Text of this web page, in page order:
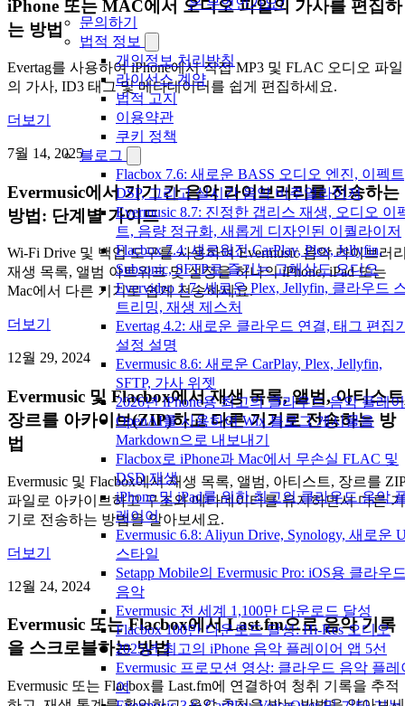
은 무엇인가요?
문의하기
법적 정보
개인정보 처리방침
라이선스 계약
법적 고지
이용약관
쿠키 정책
블로그
Flacbox 7.6: 새로운 BASS 오디오 엔진, 이펙
DSP, 그리고 실시간 음악 비주얼라이저
Evermusic 8.7: 진정한 갭리스 재생, 오디오 이
트, 음량 정규화, 새롭게 디자인된 이퀄라이저
Flacbox 7.4: 새로워진 CarPlay, Plex, Jellyfin,
Subsonic, SFTP로 즐기는 고해상도 오디오
Evervideo 1.7: 새로운 Plex, Jellyfin, 클라우드
트리밍, 재생 제스처
Evertag 4.2: 새로운 클라우드 연결, 태그 편집
설정 설명
Evermusic 8.6: 새로운 CarPlay, Plex, Jellyfin,
SFTP, 가사 위젯
2026년 iPhone용 최고의 클라우드 음악 플레
OpenAI를 사용하여 Wix 블로그 게시물을
Markdown으로 내보내기
Flacbox로 iPhone과 Mac에서 무손실 FLAC 및
DSD 재생
iPhone 및 iPad를 위한 최고의 클라우드 음악
레이어
Evermusic 6.8: Aliyun Drive, Synology, 새로운
스타일
Setapp Mobile의 Evermusic Pro: iOS용 클라우
음악
Evermusic 전 세계 1,100만 다운로드 달성
Flacbox 100만 다운로드 달성: Hi-Res 오디오
2025년 최고의 iPhone 음악 플레이어 앱 5선
Evermusic 프로모션 영상: 클라우드 음악 플레
어
iPhone 또는 MAC에서 오디오 파일의 가사를 편집하
는 방법
Evertag를 사용하여 iPhone에서 직접 MP3 및 FLAC 오디오 파일
의 가사, ID3 태그 및 메타데이터를 쉽게 편집하세요.
더보기
7월 14, 2025
Evermusic에서 기기 간 음악 라이브러리를 전송하는
방법: 단계별 가이드
Wi-Fi Drive 및 백업 도구를 사용하여 Evermusic 음악 라이브러
재생 목록, 앨범 아트워크 및 설정을 하나의 iPhone, iPad 또는
Mac에서 다른 기기로 쉽게 전송하세요.
더보기
12월 29, 2024
Evermusic 및 Flacbox에서 재생 목록, 앨범, 아티스
장르를 아카이브(ZIP)하고 다른 기기로 전송하는 방
법
Evermusic 및 Flacbox에서 재생 목록, 앨범, 아티스트, 장르를 ZIP
파일로 아카이브하고 구조와 메타데이터를 유지하면서 다른 기
기로 전송하는 방법을 알아보세요.
더보기
12월 24, 2024
Evermusic 또는 Flacbox에서 Last.fm으로 음악 기록
을 스크로블하는 방법
Evermusic 또는 Flacbox를 Last.fm에 연결하여 청취 기록을 추적